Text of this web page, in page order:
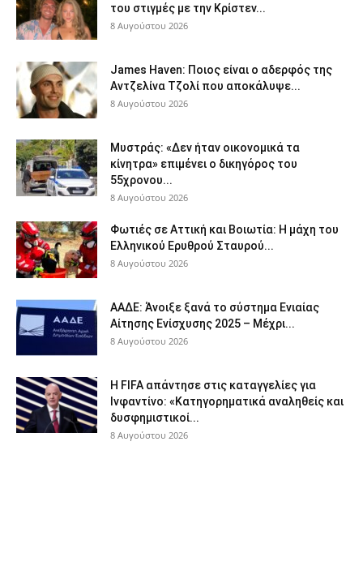
του στιγμές με την Κρίστεν...
8 Αυγούστου 2026
James Haven: Ποιος είναι ο αδερφός της
Αντζελίνα Τζολί που αποκάλυψε...
8 Αυγούστου 2026
Μυστράς: «Δεν ήταν οικονομικά τα
κίνητρα» επιμένει ο δικηγόρος του
55χρονου...
8 Αυγούστου 2026
Φωτιές σε Αττική και Βοιωτία: Η μάχη του
Ελληνικού Ερυθρού Σταυρού...
8 Αυγούστου 2026
ΑΑΔΕ: Άνοιξε ξανά το σύστημα Ενιαίας
Αίτησης Ενίσχυσης 2025 – Μέχρι...
8 Αυγούστου 2026
Η FIFA απάντησε στις καταγγελίες για
Ινφαντίνο: «Κατηγορηματικά αναληθείς και
δυσφημιστικοί...
8 Αυγούστου 2026